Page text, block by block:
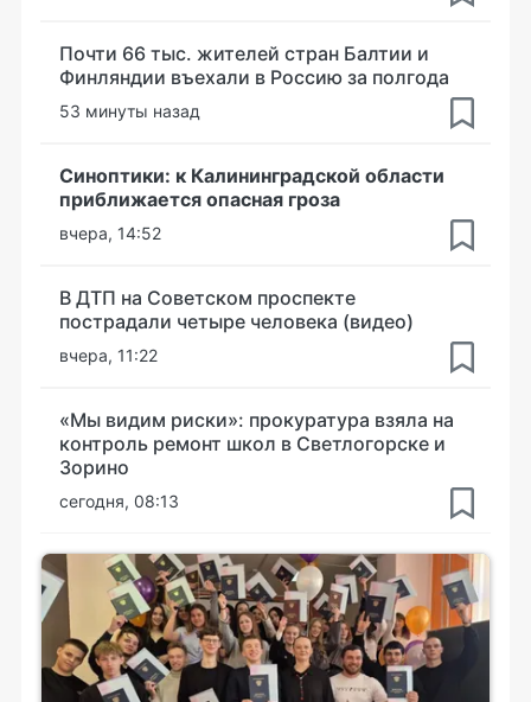
Почти 66 тыс. жителей стран Балтии и
Финляндии въехали в Россию за полгода
53 минуты назад
Синоптики: к Калининградской области
приближается опасная гроза
вчера, 14:52
В ДТП на Советском проспекте
пострадали четыре человека (видео)
вчера, 11:22
«Мы видим риски»: прокуратура взяла на
контроль ремонт школ в Светлогорске и
Зорино
сегодня, 08:13